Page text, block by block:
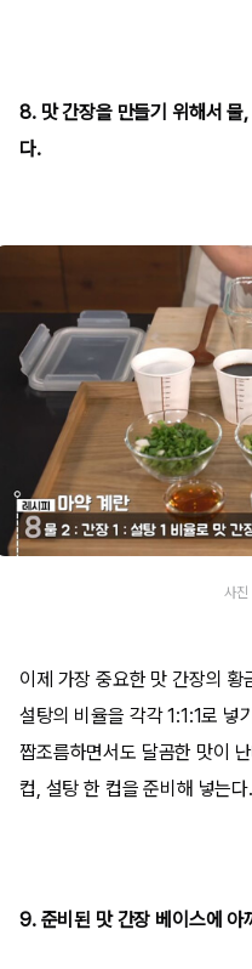
8. 맛 간장을 만들기 위해서 물
다.
사진
이제 가장 중요한 맛 간장의
설탕의 비율을 각각 1:1:1로 넣
짭조름하면서도 달곰한 맛이
컵, 설탕 한 컵을 준비해 넣는다.
9. 준비된 맛 간장 베이스에 아